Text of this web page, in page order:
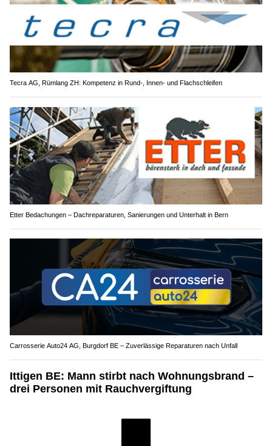
Tecra AG, Rümlang ZH: Kompetenz in Rund-, Innen- und Flachschleifen
Etter Bedachungen – Dachreparaturen, Sanierungen und Unterhalt in Bern
Carrosserie Auto24 AG, Burgdorf BE – Zuverlässige Reparaturen nach Unfall
Ittigen BE: Mann stirbt nach Wohnungsbrand –
drei Personen mit Rauchvergiftung